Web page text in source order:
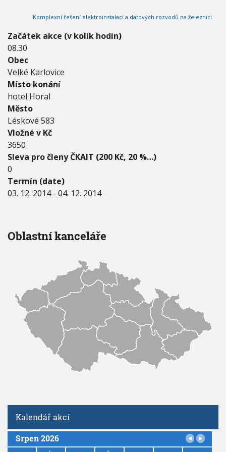
E
-
4
.
1
2
.
2
0
1
4
Komplexní řešení elektroinstalací a datových rozvodů na železnici
Začátek akce (v kolik hodin)
08.30
Obec
Velké Karlovice
Místo konání
hotel Horal
Město
Léskové 583
Vložné v Kč
3650
Sleva pro členy ČKAIT (200 Kč, 20 %…)
0
Termín (date)
03. 12. 2014- 04. 12. 2014
Oblastní kanceláře
Kalendář akcí
P
Srpen 2026